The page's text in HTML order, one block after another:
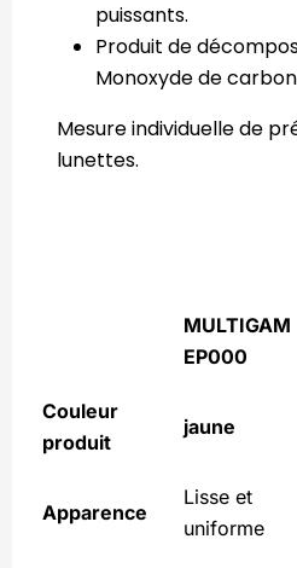
puissants.
Produit de
Monoxyde de
Mesure individuelle de
lunettes.
MULTIGAM
EP000
Couleur
produit
jaune
Apparence
Lisse et
uniforme